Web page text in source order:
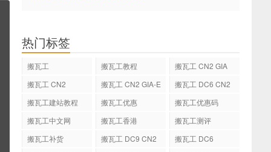
热门标签
搬瓦工 搬瓦工教程
搬瓦工 CN2 GIA
搬瓦工 CN2
搬瓦工 CN2 GIA-E
搬瓦工 DC6 CN2
搬瓦工建站教程 搬瓦工优惠
搬瓦工优惠码
搬瓦工中文网
搬瓦工香港
搬瓦工测评
搬瓦工补货
搬瓦工 DC9 CN2
搬瓦工 DC6